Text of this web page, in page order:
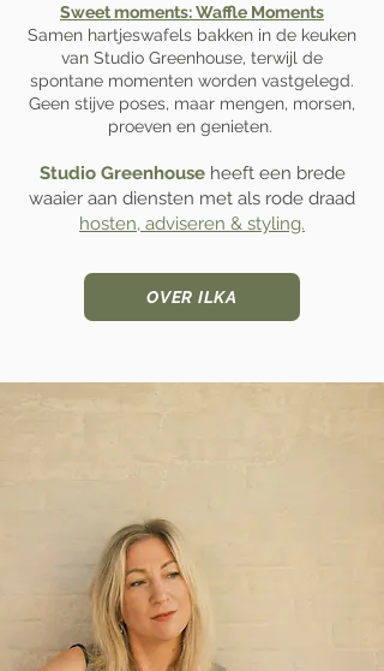
Sweet moments: Waffle Moments
Samen hartjeswafels bakken in de keuken
van Studio Greenhouse, terwijl de
spontane momenten worden vastgelegd.
Geen stijve poses, maar mengen, morsen,
proeven en genieten.
Studio Greenhouse heeft een brede
waaier aan diensten met als rode draad
hosten, adviseren & styling.
OVER ILKA